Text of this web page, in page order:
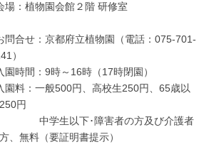
場：植物園会館２階 研修室
問合せ：京都府立植物園（電話：075-701-
）
園時間：9時～16時（17時閉園）
園料：一般500円、高校生250円、65歳以
円
学生以下･障害者の方及び介護者
、無料（要証明書提示）